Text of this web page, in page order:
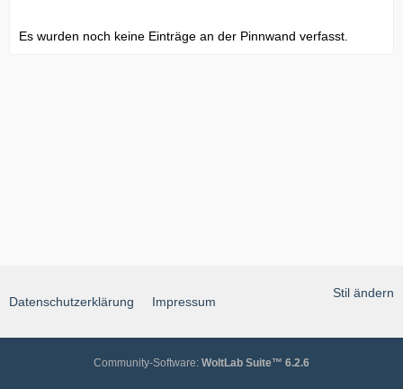
Es wurden noch keine Einträge an der Pinnwand verfasst.
Stil ändern
Datenschutzerklärung Impressum
Community-Software: WoltLab Suite™ 6.2.6